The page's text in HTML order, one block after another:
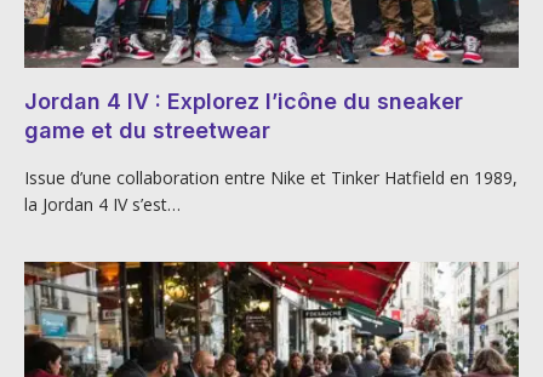
Jordan 4 IV : Explorez l’icône du sneaker
game et du streetwear
Issue d’une collaboration entre Nike et Tinker Hatfield en 1989,
la Jordan 4 IV s’est…